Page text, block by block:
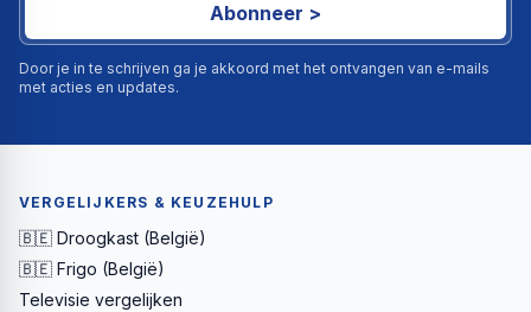
Abonneer >
Door je in te schrijven ga je akkoord met het ontvangen van e-mails
met acties en updates.
VERGELIJKERS & KEUZEHULP
🇧🇪 Droogkast (België)
🇧🇪 Frigo (België)
Televisie vergelijken